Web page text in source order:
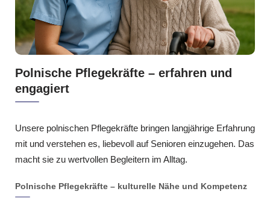
Polnische Pflegekräfte – erfahren und
engagiert
Unsere polnischen Pflegekräfte bringen langjährige Erfahrung
mit und verstehen es, liebevoll auf Senioren einzugehen. Das
macht sie zu wertvollen Begleitern im Alltag.
Polnische Pflegekräfte – kulturelle Nähe und Kompetenz